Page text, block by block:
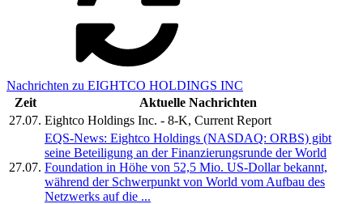
Nachrichten zu EIGHTCO HOLDINGS INC
Zeit
Aktuelle Nachrichten
27.07. Eightco Holdings Inc. - 8-K, Current Report
27.07.
EQS-News: Eightco Holdings (NASDAQ: ORBS) gibt
seine Beteiligung an der Finanzierungsrunde der World
Foundation in Höhe von 52,5 Mio. US-Dollar bekannt,
während der Schwerpunkt von World vom Aufbau des
Netzwerks auf die ...